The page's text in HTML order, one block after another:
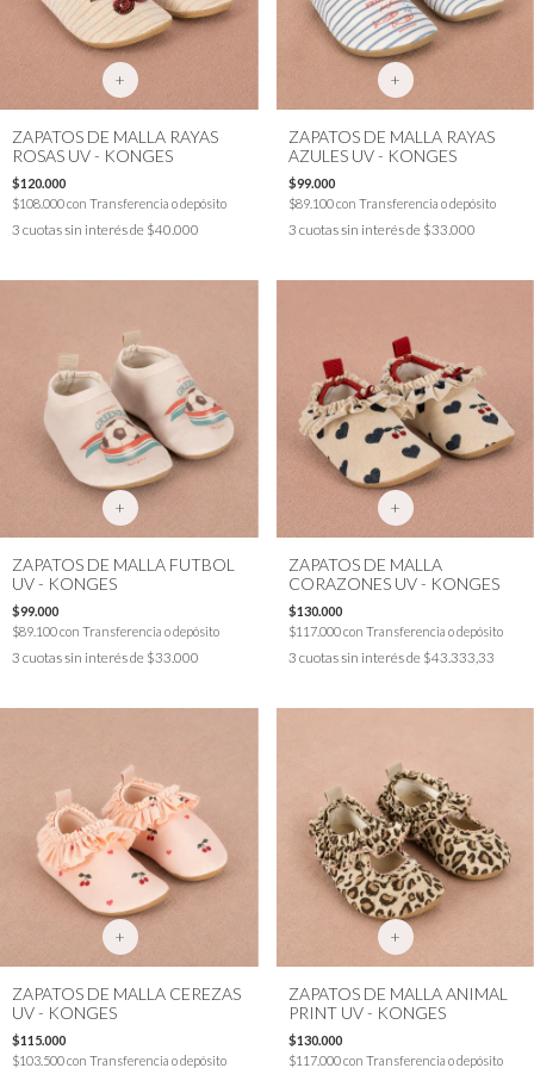
+
ZAPATOS DE MALLA RAYAS
ROSAS UV - KONGES
$120.000
$108.000con Transferencia o depósito
3 cuotas sin interés de $40.000
+
ZAPATOS DE MALLA RAYAS
AZULES UV - KONGES
$99.000
$89.100con Transferencia o depósito
3 cuotas sin interés de $33.000
+
ZAPATOS DE MALLA FUTBOL
UV - KONGES
$99.000
$89.100con Transferencia o depósito
3 cuotas sin interés de $33.000
+
ZAPATOS DE MALLA
CORAZONES UV - KONGES
$130.000
$117.000con Transferencia o depósito
3 cuotas sin interés de $43.333,33
+
ZAPATOS DE MALLA CEREZAS
UV - KONGES
$115.000
$103.500con Transferencia o depósito
+
ZAPATOS DE MALLA ANIMAL
PRINT UV - KONGES
$130.000
$117.000con Transferencia o depósito